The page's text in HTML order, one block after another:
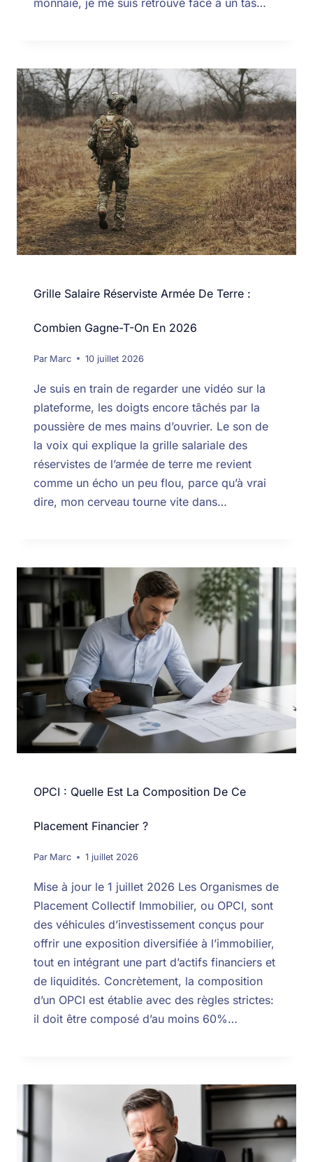
monnaie, je me suis retrouvé face à un tas…
Grille Salaire Réserviste Armée De Terre :
Combien Gagne-T-On En 2026
Par Marc 10 juillet 2026
Je suis en train de regarder une vidéo sur la
plateforme, les doigts encore tâchés par la
poussière de mes mains d’ouvrier. Le son de
la voix qui explique la grille salariale des
réservistes de l’armée de terre me revient
comme un écho un peu flou, parce qu’à vrai
dire, mon cerveau tourne vite dans…
OPCI : Quelle Est La Composition De Ce
Placement Financier ?
Par Marc 1 juillet 2026
Mise à jour le 1 juillet 2026 Les Organismes de
Placement Collectif Immobilier, ou OPCI, sont
des véhicules d’investissement conçus pour
offrir une exposition diversifiée à l’immobilier,
tout en intégrant une part d’actifs financiers et
de liquidités. Concrètement, la composition
d’un OPCI est établie avec des règles strictes:
il doit être composé d’au moins 60%…